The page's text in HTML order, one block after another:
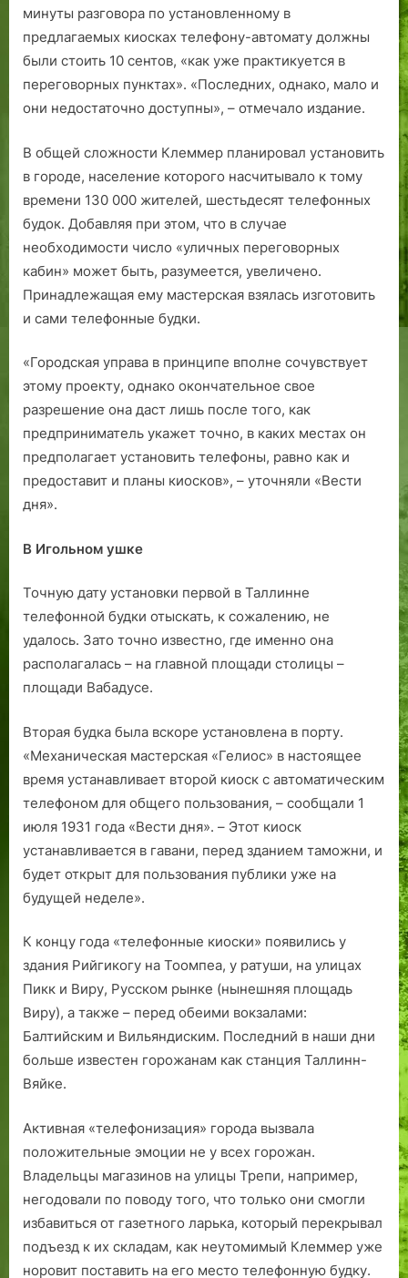
минуты разговора по установленному в
предлагаемых киосках телефону-автомату должны
были стоить 10 сентов, «как уже практикуется в
переговорных пунктах». «Последних, однако, мало и
они недостаточно доступны», – отмечало издание.
В общей сложности Клеммер планировал установить
в городе, население которого насчитывало к тому
времени 130 000 жителей, шестьдесят телефонных
будок. Добавляя при этом, что в случае
необходимости число «уличных переговорных
кабин» может быть, разумеется, увеличено.
Принадлежащая ему мастерская взялась изготовить
и сами телефонные будки.
«Городская управа в принципе вполне сочувствует
этому проекту, однако окончательное свое
разрешение она даст лишь после того, как
предприниматель укажет точно, в каких местах он
предполагает установить телефоны, равно как и
предоставит и планы киосков», – уточняли «Вести
дня».
В Игольном ушке
Точную дату установки первой в Таллинне
телефонной будки отыскать, к сожалению, не
удалось. Зато точно известно, где именно она
располагалась – на главной площади столицы –
площади Вабадусе.
Вторая будка была вскоре установлена в порту.
«Механическая мастерская «Гелиос» в настоящее
время устанавливает второй киоск с автоматическим
телефоном для общего пользования, – сообщали 1
июля 1931 года «Вести дня». – Этот киоск
устанавливается в гавани, перед зданием таможни, и
будет открыт для пользования публики уже на
будущей неделе».
К концу года «телефонные киоски» появились у
здания Рийгикогу на Тоомпеа, у ратуши, на улицах
Пикк и Виру, Русском рынке (нынешняя площадь
Виру), а также – перед обеими вокзалами:
Балтийским и Вильяндиским. Последний в наши дни
больше известен горожанам как станция Таллинн-
Вяйке.
Активная «телефонизация» города вызвала
положительные эмоции не у всех горожан.
Владельцы магазинов на улицы Трепи, например,
негодовали по поводу того, что только они смогли
избавиться от газетного ларька, который перекрывал
подъезд к их складам, как неутомимый Клеммер уже
норовит поставить на его место телефонную будку.